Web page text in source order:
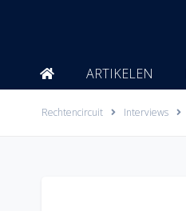
ARTIKELEN
Rechtencircuit Interviews